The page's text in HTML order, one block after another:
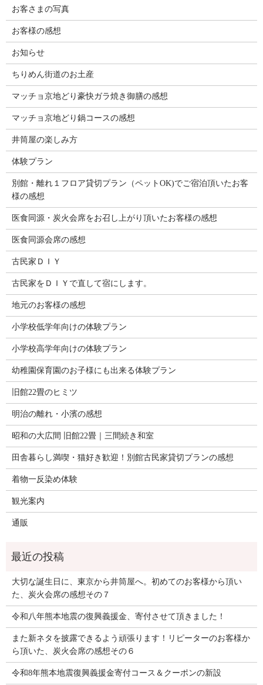
お客さまの写真
お客様の感想
お知らせ
ちりめん街道のお土産
マッチョ京地どり豪快ガラ焼き御膳の感想
マッチョ京地どり鍋コースの感想
井筒屋の楽しみ方
体験プラン
別館・離れ１フロア貸切プラン（ペットOK)でご宿泊頂いたお客
様の感想
医食同源・炭火会席をお召し上がり頂いたお客様の感想
医食同源会席の感想
古民家ＤＩＹ
古民家をＤＩＹで直して宿にします。
地元のお客様の感想
小学校低学年向けの体験プラン
小学校高学年向けの体験プラン
幼稚園保育園のお子様にも出来る体験プラン
旧館22畳のヒミツ
明治の離れ・小濱の感想
昭和の大広間 旧館22畳｜三間続き和室
田舎暮らし満喫・猫好き歓迎！別館古民家貸切プランの感想
着物一反染め体験
観光案内
通販
大切な誕生日に、東京から井筒屋へ。初めてのお客様から頂い
た、炭火会席の感想その７
令和八年熊本地震の復興義援金、寄付させて頂きました！
また新ネタを披露できるよう頑張ります！リピーターのお客様か
ら頂いた、炭火会席の感想その６
令和8年熊本地震復興義援金寄付コース＆クーポンの新設